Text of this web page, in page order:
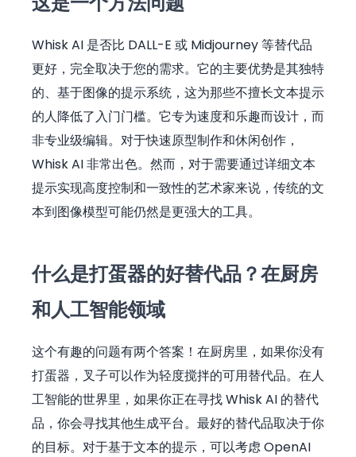
Whisk AI 是否比 DALL-E 或 Midjourney 等替代品
更好，完全取决于您的需求。它的主要优势是其独特
的、基于图像的提示系统，这为那些不擅长文本提示
的人降低了入门门槛。它专为速度和乐趣而设计，而
非专业级编辑。对于快速原型制作和休闲创作，
Whisk AI 非常出色。然而，对于需要通过详细文本
提示实现高度控制和一致性的艺术家来说，传统的文
本到图像模型可能仍然是更强大的工具。
什么是打蛋器的好替代品？在厨房
和人工智能领域
这个有趣的问题有两个答案！在厨房里，如果你没有
打蛋器，叉子可以作为轻度搅拌的可用替代品。在人
工智能的世界里，如果你正在寻找 Whisk AI 的替代
品，你会寻找其他生成平台。最好的替代品取决于你
的目标。对于基于文本的提示，可以考虑 OpenAI